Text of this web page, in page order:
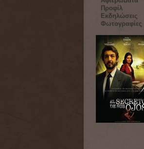
Προφίλ
Εκδηλώσεις
Φωτογραφίες